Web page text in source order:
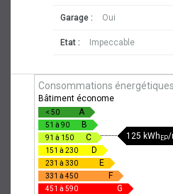
Garage : Oui
Etat : Impeccable
Consommations énergétiques
Bâtiment économe
< 50 A
51 à 90 B
91 à 150 C
151 à 230 D
231 à 330 E
331 à 450 F
451 à 590 G
125 kWh EP/